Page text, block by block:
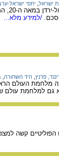
ישראל יחסי ישראל-
/למידע מלא...
פרנץ היד השחורה
גם למלחמת עולם